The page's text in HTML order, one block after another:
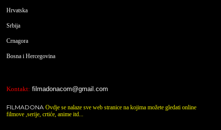
Hrvatska
Srbija
Crnagora
Bosna i Hercegovina
Kontakt: filmadonacom@gmail.com
FILMADONA Ovdje se nalaze sve web stranice na kojima možete gledati online
filmove ,serije, crtiće, anime itd...